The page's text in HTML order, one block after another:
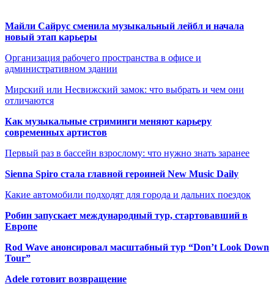
Майли Сайрус сменила музыкальный лейбл и начала
новый этап карьеры
Организация рабочего пространства в офисе и
административном здании
Мирский или Несвижский замок: что выбрать и чем они
отличаются
Как музыкальные стриминги меняют карьеру
современных артистов
Первый раз в бассейн взрослому: что нужно знать заранее
Sienna Spiro стала главной героиней New Music Daily
Какие автомобили подходят для города и дальних поездок
Робин запускает международный тур, стартовавший в
Европе
Rod Wave анонсировал масштабный тур “Don’t Look Down
Tour”
Adele готовит возвращение